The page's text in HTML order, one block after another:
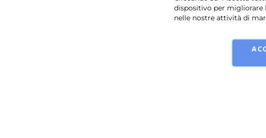
Copyright © 2025 BYTECNO S.R.L. Cap. Soc. 50.000 € i.v. -